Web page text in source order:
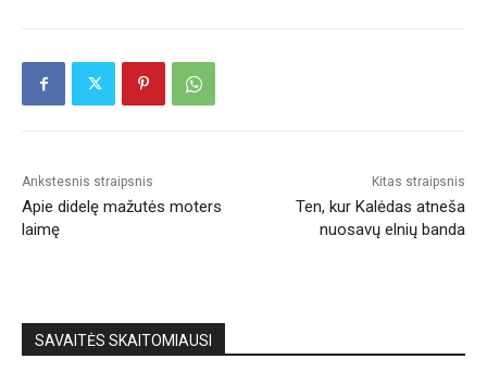
Ankstesnis straipsnis
Apie didelę mažutės moters
laimę
Kitas straipsnis
Ten, kur Kalėdas atneša
nuosavų elnių banda
SAVAITĖS SKAITOMIAUSI